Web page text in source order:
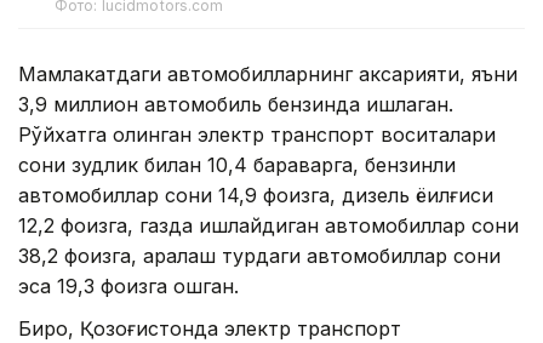
Фото: lucidmotors.com
Мамлакатдаги автомобилларнинг аксарияти, яъни
3,9 миллион автомобиль бензинда ишлаган.
Рўйхатга олинган электр транспорт воситалари
сони зудлик билан 10,4 бараварга, бензинли
автомобиллар сони 14,9 фоизга, дизель ёқилғиси
12,2 фоизга, газда ишлайдиган автомобиллар сони
38,2 фоизга, аралаш турдаги автомобиллар сони
эса 19,3 фоизга ошган.
Бироқ, Қозоғистонда электр транспорт